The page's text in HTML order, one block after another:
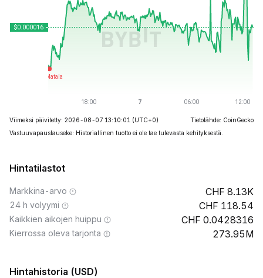
Viimeksi päivitetty: 2026-08-07 13:10:01 (UTC+0)
Tietolähde: CoinGecko
Vastuuvapauslauseke: Historiallinen tuotto ei ole tae tulevasta kehityksestä.
Hintatilastot
Markkina-arvo 8.13K
24 h volyymi 118.54
Kaikkien aikojen huippu 0.0428316
Kierrossa oleva tarjonta 273.95M
Hintahistoria (USD)